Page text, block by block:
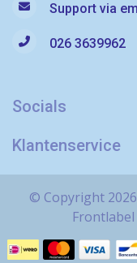
Support via
026 3639962
Socials
Klantenservice
© Copyright
Frontlabel